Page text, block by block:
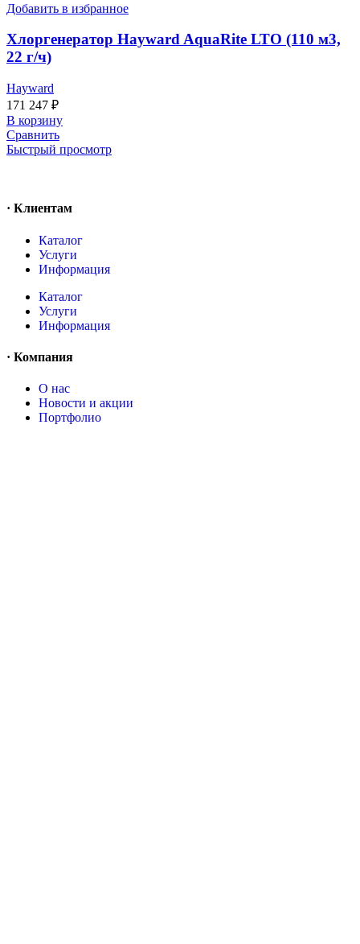
Добавить в избранное
Хлоргенератор Hayward AquaRite LTO (110 м3,
22 г/ч)
Hayward
171 247 ₽
В корзину
Сравнить
Быстрый просмотр
· Клиентам
Каталог
Услуги
Информация
Каталог
Услуги
Информация
· Компания
O нас
Новости и акции
Портфолио